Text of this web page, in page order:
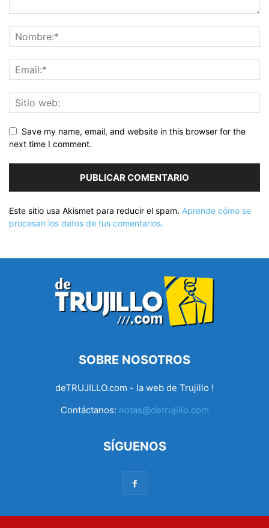
Save my name, email, and website in this browser for the
next time I comment.
Este sitio usa Akismet para reducir el spam. Aprende cómo se
procesan los datos de tus comentarios.
SOBRE NOSOTROS
deTRUJILLO.com - la web de Trujillo !
Contáctanos: notas@detrujillo.com
SÍGUENOS